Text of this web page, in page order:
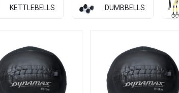
KETTLEBELLS DUMBBELLS